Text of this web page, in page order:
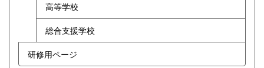
高等学校
総合支援学校
研修用ページ